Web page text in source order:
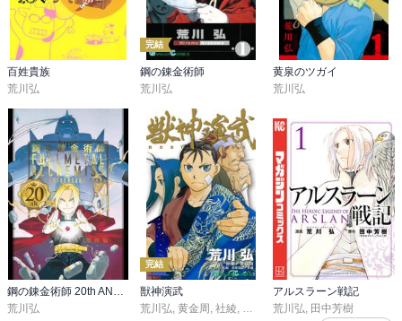
百姓貴族
荒川弘
完結
鋼の錬金術師
荒川弘
黄泉のツガイ
荒川弘
荒川弘
完結
獣神演武
荒川弘 黄金周 社綾
アルスラーン戦記
荒川弘 田中芳樹